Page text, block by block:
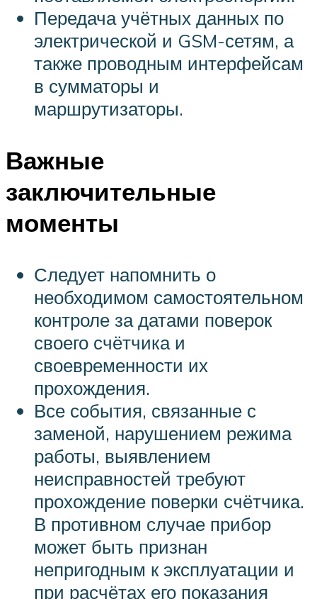
Передача учётных данных по
электрической и GSM-сетям, а
также проводным интерфейсам
в сумматоры и
маршрутизаторы.
Важные
заключительные
моменты
Следует напомнить о
необходимом самостоятельном
контроле за датами поверок
своего счётчика и
своевременности их
прохождения.
Все события, связанные с
заменой, нарушением режима
работы, выявлением
неисправностей требуют
прохождение поверки счётчика.
В противном случае прибор
может быть признан
непригодным к эксплуатации и
при расчётах его показания